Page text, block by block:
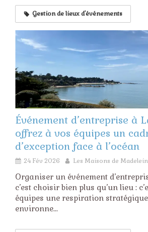
Gestion de lieux d'événements
Événement d’entreprise à
offrez à vos équipes un
d’exception face à l’océan
24 Fév 2026 Les Maisons de
Organiser un événement
c’est choisir bien plus qu’un lieu :
équipes une respiration
environne...